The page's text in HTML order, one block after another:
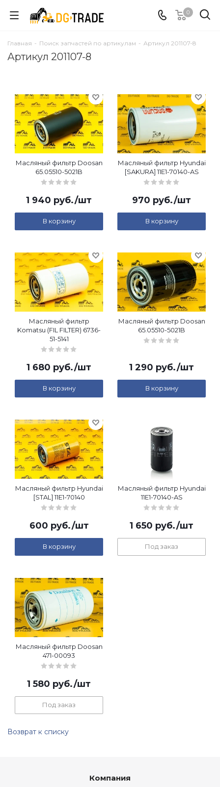
0
Главная - Поиск запчастей по артикулам - Артикул 201107-8
Артикул 201107-8
Масляный фильтр Doosan
65.05510-5021B
1 940 руб./шт
В корзину
Масляный фильтр Hyundai
[SAKURA] 11E1-70140-AS
970 руб./шт
В корзину
Масляный фильтр
Komatsu (FIL FILTER) 6736-
51-5141
1 680 руб./шт
В корзину
Масляный фильтр Doosan
65.05510-5021B
1 290 руб./шт
В корзину
Масляный фильтр Hyundai
[STAL] 11E1-70140
600 руб./шт
В корзину
Масляный фильтр Hyundai
11E1-70140-AS
1 650 руб./шт
Под заказ
Масляный фильтр Doosan
471-00093
1 580 руб./шт
Под заказ
Возврат к списку
Компания